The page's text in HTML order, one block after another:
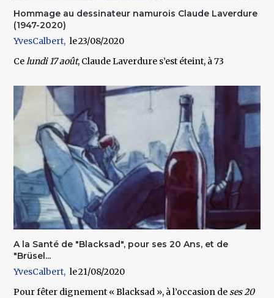
Hommage au dessinateur namurois Claude Laverdure
(1947-2020)
YvesCalbert
23/08/2020
Celundi 17 août, Claude Laverdure s’est éteint, à 73
A la Santé de "Blacksad", pour ses 20 Ans, et de
"Brüsel...
YvesCalbert
21/08/2020
Pour fêter dignement « Blacksad », à l’occasion deses 20